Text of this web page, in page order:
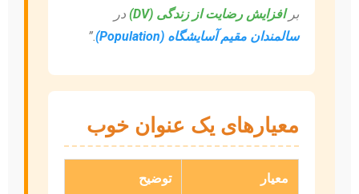
برافزایش رضایت از زندگی (DV)
در
سالمندان مقیم آسایشگاه (Population)
.”
معیارهای یک عنوان خوب
معیار توضیح